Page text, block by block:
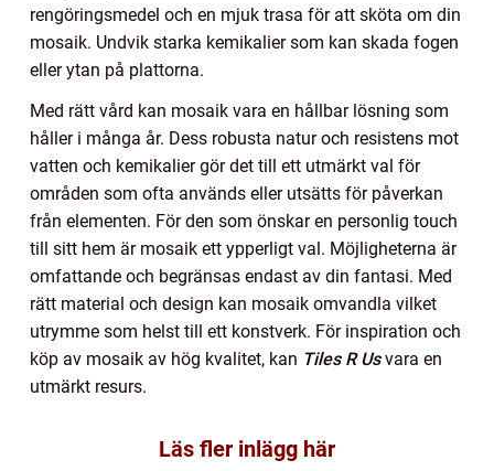
rengöringsmedel och en mjuk trasa för att sköta om din
mosaik. Undvik starka kemikalier som kan skada fogen
eller ytan på plattorna.
Med rätt vård kan mosaik vara en hållbar lösning som
håller i många år. Dess robusta natur och resistens mot
vatten och kemikalier gör det till ett utmärkt val för
områden som ofta används eller utsätts för påverkan
från elementen. För den som önskar en personlig touch
till sitt hem är mosaik ett ypperligt val. Möjligheterna är
omfattande och begränsas endast av din fantasi. Med
rätt material och design kan mosaik omvandla vilket
utrymme som helst till ett konstverk. För inspiration och
köp av mosaik av hög kvalitet, kan Tiles R Us vara en
utmärkt resurs.
Läs fler inlägg här